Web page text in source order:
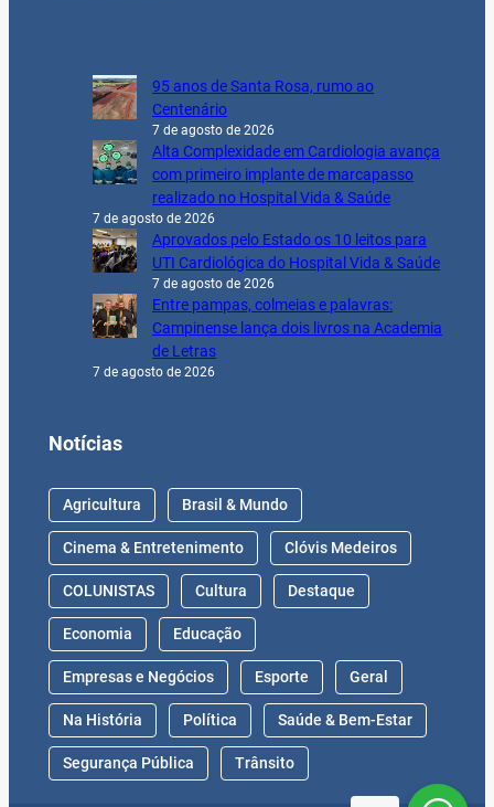
95 anos de Santa Rosa, rumo ao
Centenário
7 de agosto de 2026
Alta Complexidade em Cardiologia avança
com primeiro implante de marcapasso
realizado no Hospital Vida & Saúde
7 de agosto de 2026
Aprovados pelo Estado os 10 leitos para
UTI Cardiológica do Hospital Vida & Saúde
7 de agosto de 2026
Entre pampas, colmeias e palavras:
Campinense lança dois livros na Academia
de Letras
7 de agosto de 2026
Notícias
Agricultura Brasil & Mundo
Cinema & Entretenimento Clóvis Medeiros
COLUNISTAS Cultura Destaque
Economia Educação
Empresas e Negócios Esporte Geral
Na História Política Saúde & Bem-Estar
Segurança Pública Trânsito